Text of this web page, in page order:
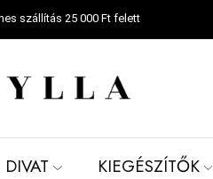
szállítás 25 000 Ft felett
KIEGÉSZÍTŐK